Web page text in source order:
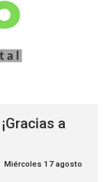
¡Gracias a
Miércoles 17 agosto